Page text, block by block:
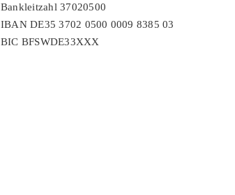
Bankleitzahl 37020500
IBAN DE35 3702 0500 0009 8385 03
BIC BFSWDE33XXX